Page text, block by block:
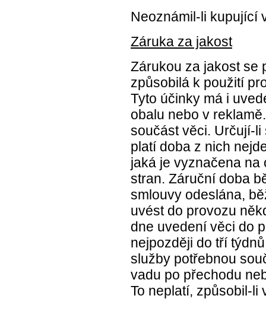
Neoznámil-li kupující
Záruka za jakost
Zárukou za jakost se
způsobilá k použití
Tyto účinky má i
obalu nebo v
součást věci. Určují-
platí doba z nich
jaká je vyznačena na
stran. Záruční doba
smlouvy odeslána,
uvést do provozu
dne uvedení věci do
nejpozději do tří
služby potřebnou
vadu po přechodu
To neplatí, způsobil-li